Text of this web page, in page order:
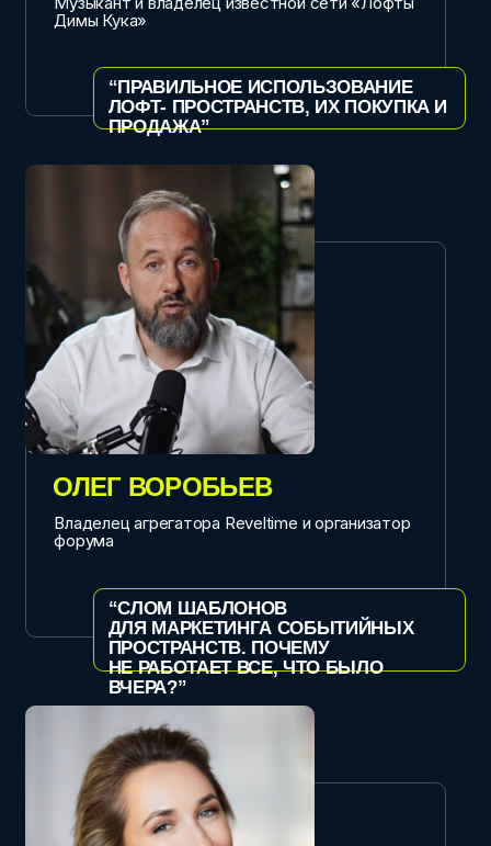
И СОВРЕМЕННЫЕ СЪЁМОЧНЫЕ
ПЛАТФОРМЫ, ЧТО ПРОИСХОДИТ
ПРЯМО СЕЙЧАС”
Декан факультета сервиса, туризма и
гостеприимства СПбГЭУ
В КРЕАТИВНУЮ ИНДУСТРИЮ. ЧТО
ВЫ ПОЛУЧИТЕ ПРЯМО СЕЙЧАС?”
ОКСАНА КОСТРЮКОВА